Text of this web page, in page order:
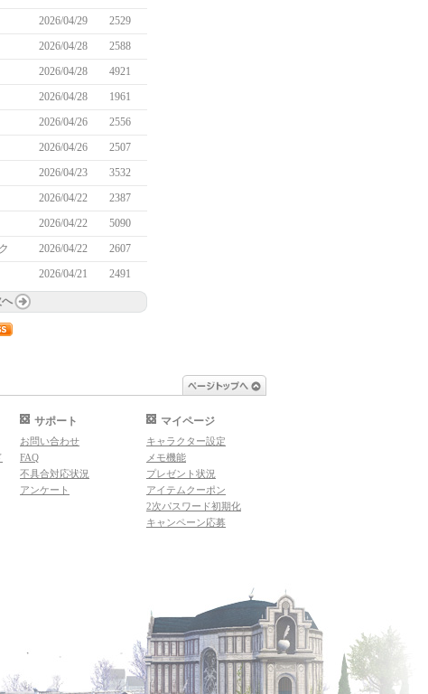
2026/04/29
2529
2026/04/28
2588
2026/04/28
4921
2026/04/28
1961
2026/04/26
2556
2026/04/26
2507
2026/04/23
3532
2026/04/22
2387
2026/04/22
5090
2026/04/22
2607
2026/04/21 2491
へ
サポート
お問い合わせ
FAQ
不具合対応状況
アンケート
マイページ
キャラクター設定
メモ機能
プレゼント状況
アイテムクーポン
2次パスワード初期化
キャンペーン応募